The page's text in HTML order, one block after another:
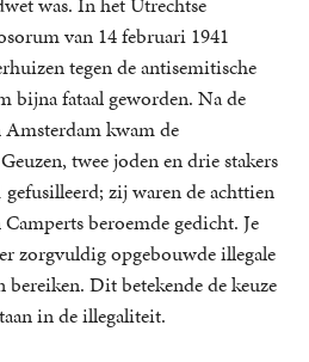
van 14 februari 1941
tegen de antisemitische
bijna fataal geworden. Na de
Amsterdam kwam de
twee joden en drie stakers
zij waren de achttien
beroemde gedicht. Je
zorgvuldig opgebouwde illegale
bereiken. Dit betekende de keuze
in de illegaliteit.